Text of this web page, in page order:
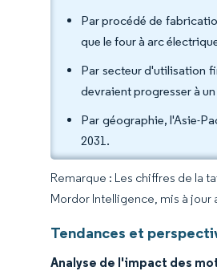
Par procédé de
que le four à arc
Par secteur d'utilisation
devraient progresser à
Par géographie, l'Asie-
2031.
Remarque : Les chiffres de la
Mordor Intelligence, mis à jour
Tendances et
Analyse de l'impact des